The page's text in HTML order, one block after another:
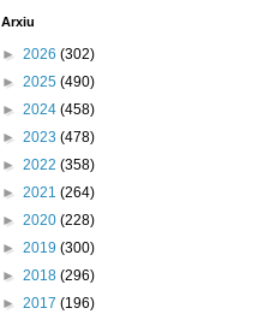
Arxiu
► 2026 (302)
► 2025 (490)
► 2024 (458)
► 2023 (478)
► 2022 (358)
► 2021 (264)
► 2020 (228)
► 2019 (300)
► 2018 (296)
► 2017 (196)